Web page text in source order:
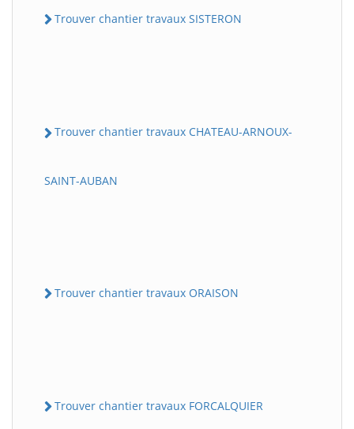
Trouver chantier travaux SISTERON
Trouver chantier travaux CHATEAU-ARNOUX-
SAINT-AUBAN
Trouver chantier travaux ORAISON
Trouver chantier travaux FORCALQUIER